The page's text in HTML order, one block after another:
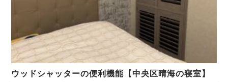
ウッドシャッターの便利機能【中央区晴海の寝室】